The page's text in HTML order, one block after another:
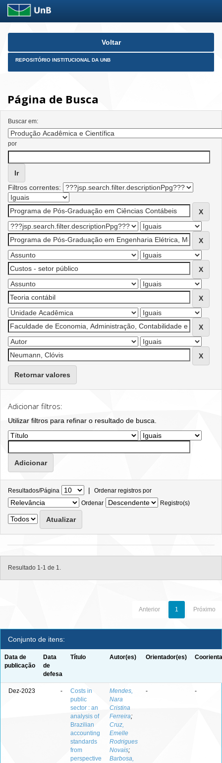
Skip
Voltar
REPOSITÓRIO INSTITUCIONAL DA UNB
Página de Busca
Buscar em:
por
Filtros correntes:
Retornar valores
Adicionar filtros:
Utilizar filtros para refinar o resultado de busca.
Resultados/Página | Ordenar registros por
Ordenar
Registro(s)
Resultado 1-1 de 1.
Anterior 1 Próximo
Conjunto de itens:
Data de
publicação
Data
de
defesa
Título Autor(es) Orientador(es)
Dez-2023 -
Costs in
public
sector : an
analysis of
Brazilian
accounting
standards
from
perspective
Mendes,
Nara
Cristina
Ferreira;
Cruz,
Emelle
Rodrigues
Novais;
Barbosa,
- -